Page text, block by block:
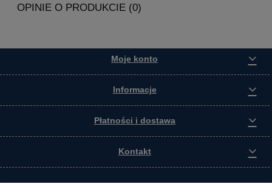
OPINIE O PRODUKCIE (0)
Moje konto
Informacje
Płatności i dostawa
Kontakt